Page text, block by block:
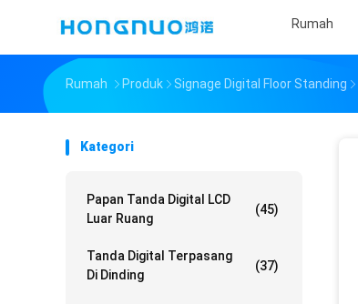
Rumah
Rumah Produk Signage Digital Floor Standing
Kategori
Papan Tanda Digital LCD
Luar Ruang
(45)
Tanda Digital Terpasang
Di Dinding
(37)